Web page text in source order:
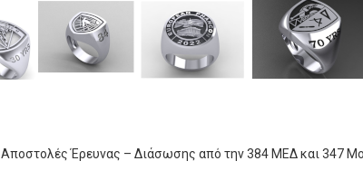
Αποστολές Έρευνας – Διάσωσης από την 384 ΜΕΔ και 347